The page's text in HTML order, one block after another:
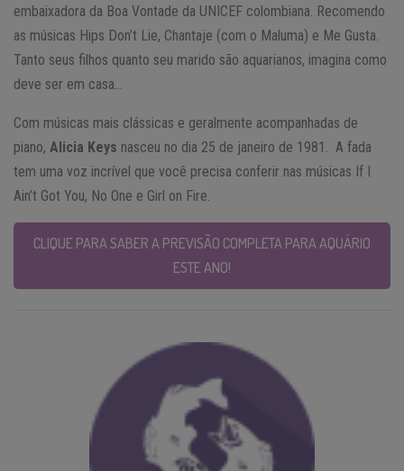
embaixadora da Boa Vontade da UNICEF colombiana. Recomendo
as músicas Hips Don’t Lie, Chantaje (com o Maluma) e Me Gusta.
Tanto seus filhos quanto seu marido são aquarianos, imagina como
deve ser em casa…
Com músicas mais clássicas e geralmente acompanhadas de
piano, Alicia Keys nasceu no dia 25 de janeiro de 1981. A fada
tem uma voz incrível que você precisa conferir nas músicas If I
Ain’t Got You, No One e Girl on Fire.
CLIQUE PARA SABER A PREVISÃO COMPLETA PARA AQUÁRIO
ESTE ANO!